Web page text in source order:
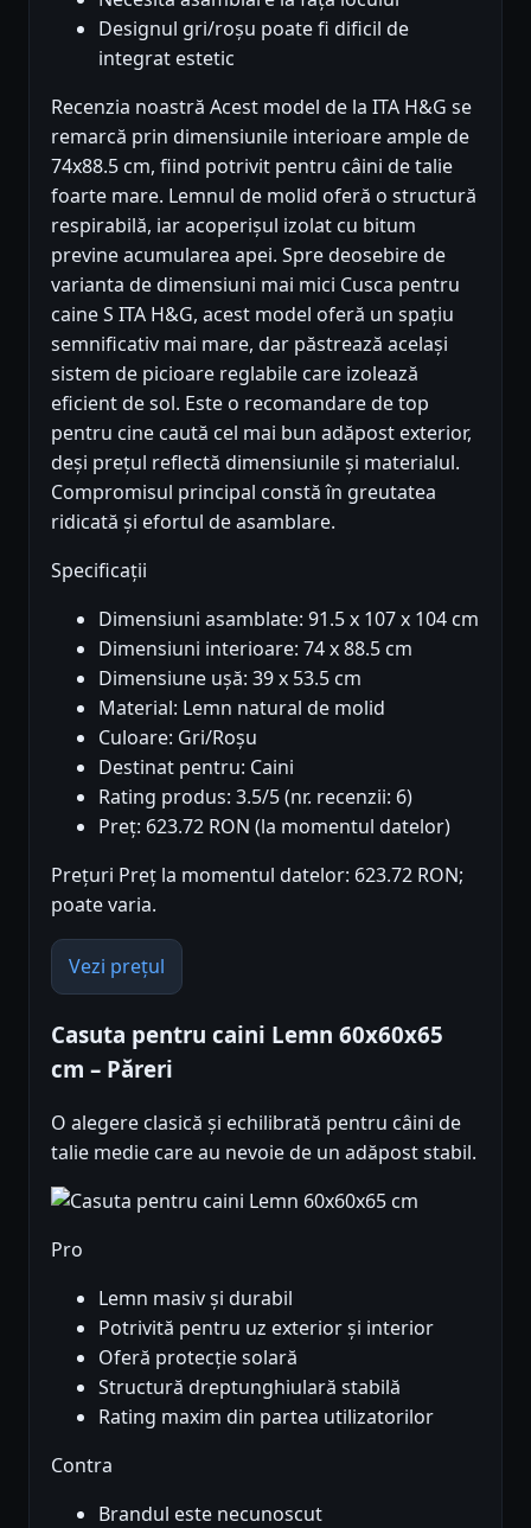
Designul gri/roșu poate fi dificil de
integrat estetic
Recenzia noastră Acest model de la ITA H&G se
remarcă prin dimensiunile interioare ample de
74x88.5 cm, fiind potrivit pentru câini de talie
foarte mare. Lemnul de molid oferă o structură
respirabilă, iar acoperișul izolat cu bitum
previne acumularea apei. Spre deosebire de
varianta de dimensiuni mai mici Cusca pentru
caine S ITA H&G, acest model oferă un spațiu
semnificativ mai mare, dar păstrează același
sistem de picioare reglabile care izolează
eficient de sol. Este o recomandare de top
pentru cine caută cel mai bun adăpost exterior,
deși prețul reflectă dimensiunile și materialul.
Compromisul principal constă în greutatea
ridicată și efortul de asamblare.
Specificații
Dimensiuni asamblate: 91.5 x 107 x 104 cm
Dimensiuni interioare: 74 x 88.5 cm
Dimensiune ușă: 39 x 53.5 cm
Material: Lemn natural de molid
Culoare: Gri/Roșu
Destinat pentru: Caini
Rating produs: 3.5/5 (nr. recenzii: 6)
Preț: 623.72 RON (la momentul datelor)
Prețuri Preț la momentul datelor: 623.72 RON;
poate varia.
Vezi prețul
Casuta pentru caini Lemn 60x60x65
cm – Păreri
O alegere clasică și echilibrată pentru câini de
talie medie care au nevoie de un adăpost stabil.
Pro
Lemn masiv și durabil
Potrivită pentru uz exterior și interior
Oferă protecție solară
Structură dreptunghiulară stabilă
Rating maxim din partea utilizatorilor
Contra
Brandul este necunoscut